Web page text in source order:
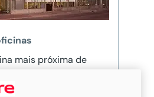
mais próxima de